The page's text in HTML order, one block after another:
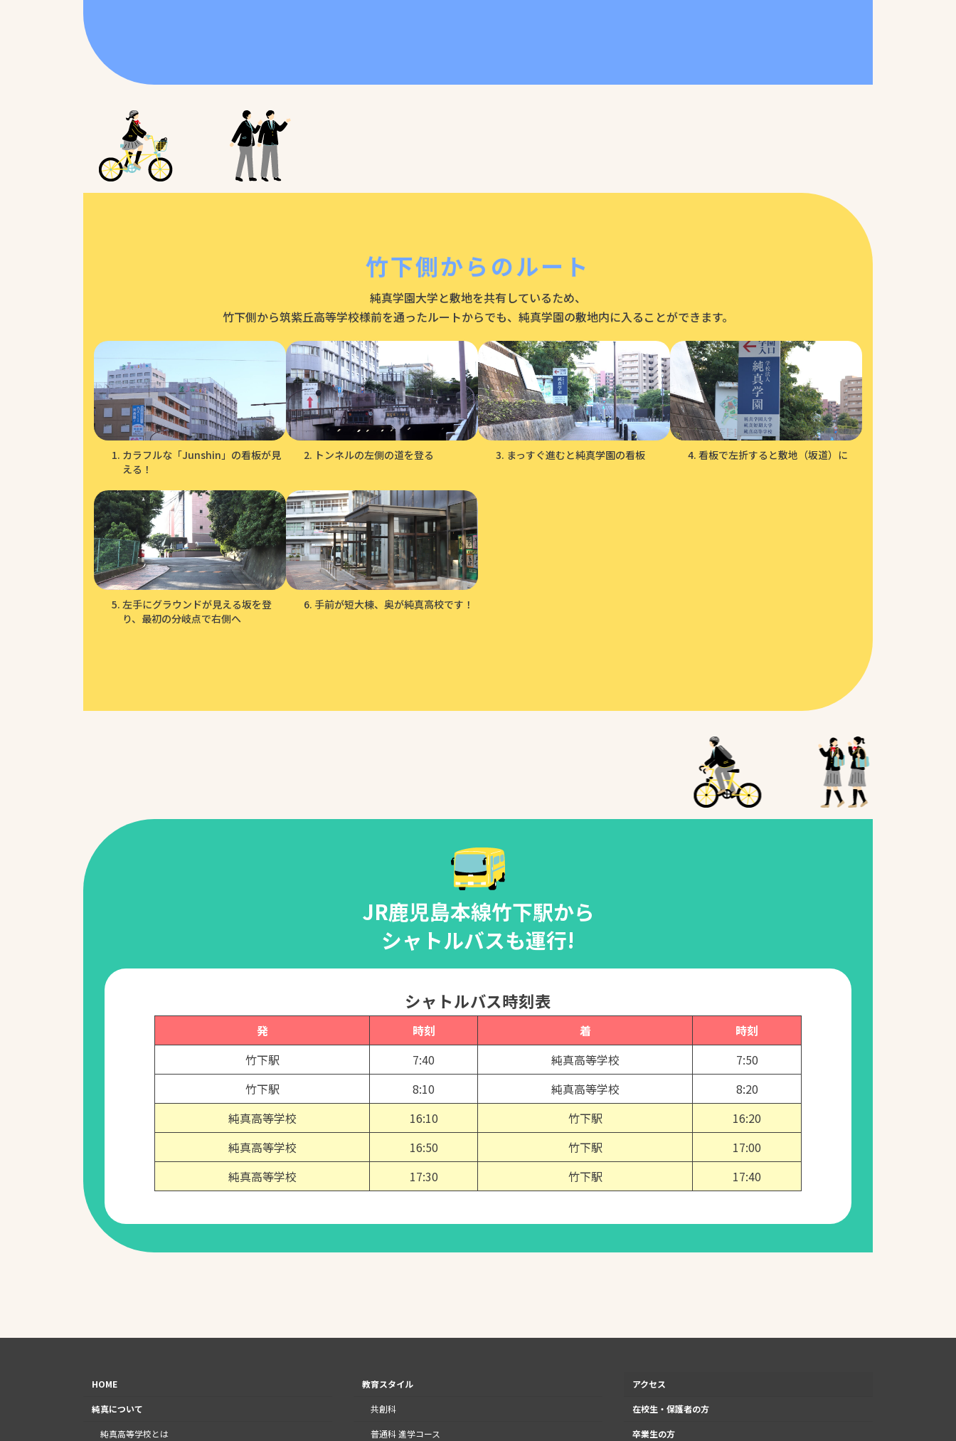
竹下側からのルート
純真学園大学と敷地を共有しているため、
竹下側から筑紫丘高等学校様前を通ったルートからでも、純真学園の敷地内に入ることができます。
カラフルな「Junshin」の看板が見
える！
トンネルの左側の道を登る まっすぐ進むと純真学園の看板 看板で左折すると敷地（坂道）に
左手にグラウンドが見える坂を登
り、最初の分岐点で右側へ
手前が短大棟、奥が純真高校です！
JR鹿児島本線竹下駅から
シャトルバスも運行!
シャトルバス時刻表
発 時刻 着
時刻
竹下駅
7:40 純真高等学校
7:50
竹下駅
8:10 純真高等学校
8:20
純真高等学校
16:10 竹下駅
16:20
純真高等学校
16:50 竹下駅
17:00
純真高等学校
17:30 竹下駅 17:40
HOME
純真について
純真高等学校とは
教育スタイル
共創科
普通科 進学コース
アクセス
在校生・保護者の方
卒業生の方